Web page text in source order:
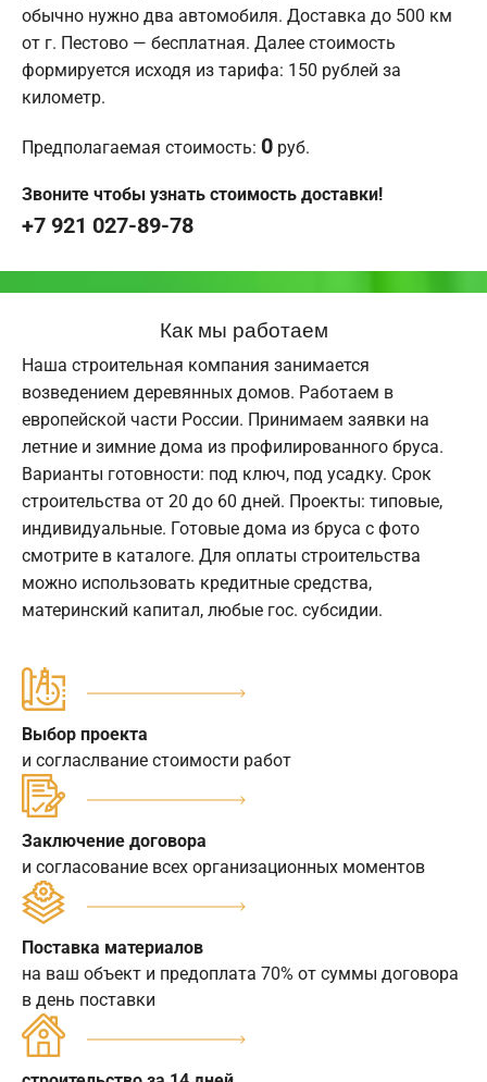
обычно нужно два автомобиля. Доставка до 500 км
от г. Пестово — бесплатная. Далее стоимость
формируется исходя из тарифа: 150 рублей за
километр.
Предполагаемая стоимость: 0 руб.
Звоните чтобы узнать стоимость доставки!
+7 921 027-89-78
Как мы работаем
Наша строительная компания занимается
возведением деревянных домов. Работаем в
европейской части России. Принимаем заявки на
летние и зимние дома из профилированного бруса.
Варианты готовности: под ключ, под усадку. Срок
строительства от 20 до 60 дней. Проекты: типовые,
индивидуальные. Готовые дома из бруса с фото
смотрите в каталоге. Для оплаты строительства
можно использовать кредитные средства,
материнский капитал, любые гос. субсидии.
Выбор проекта
и согласлвание стоимости работ
Заключение договора
и согласование всех организационных моментов
Поставка материалов
на ваш объект и предоплата 70% от суммы договора
в день поставки